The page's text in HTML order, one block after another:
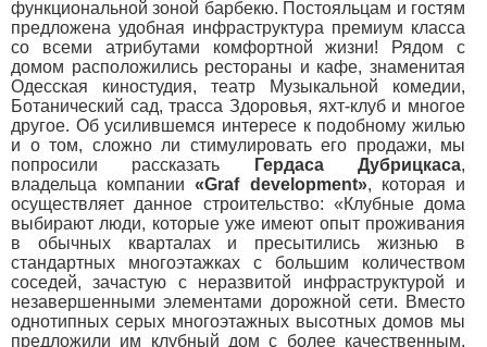
функциональной зоной барбекю. Постояльцам и гостям
предложена удобная инфраструктура премиум класса
со всеми атрибутами комфортной жизни! Рядом с
домом расположились рестораны и кафе, знаменитая
Одесская киностудия, театр Музыкальной комедии,
Ботанический сад, трасса Здоровья, яхт-клуб и многое
другое. Об усилившемся интересе к подобному жилью
и о том, сложно ли стимулировать его продажи, мы
попросили рассказать
Гердаса Дубрицкаса,
владельца компании«Graf development», которая и
осуществляет данное строительство: «Клубные дома
выбирают люди, которые уже имеют опыт проживания
в обычных кварталах и пресытились жизнью в
стандартных многоэтажках с большим количеством
соседей, зачастую с неразвитой инфраструктурой и
незавершенными элементами дорожной сети. Вместо
однотипных серых многоэтажных высотных домов мы
предложили им клубный дом с более качественным,